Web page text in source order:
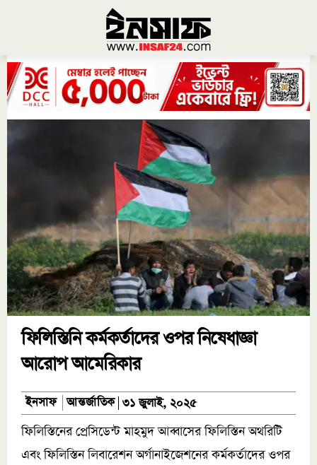
ফিলিস্তিনি কর্মকর্তাদের ওপর নিষেধাজ্ঞা
আরোপ আমেরিকার
ইনসাফ আন্তর্জাতিক ৩১ জুলাই, ২০২৫
ফিলিস্তিনের প্রেসিডেন্ট মাহমুদ আব্বাসের ফিলিস্তিন অথরিটি
এবং ফিলিস্তিন লিবারেশন অর্গানাইজেশনের কর্মকর্তাদের ওপর